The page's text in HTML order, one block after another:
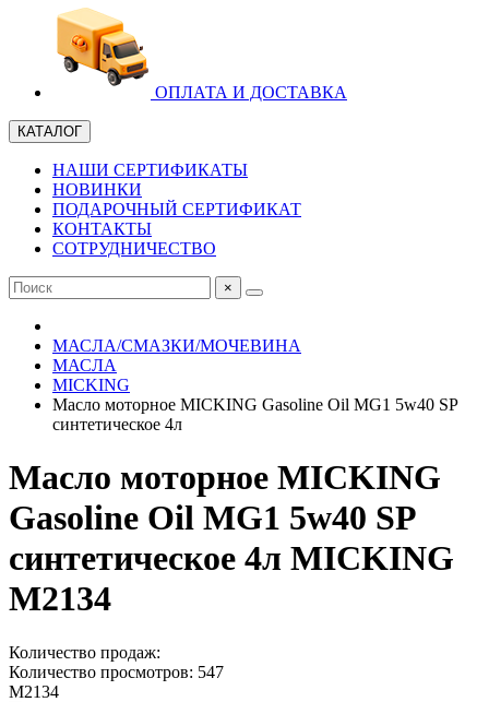
ОПЛАТА И ДОСТАВКА
КАТАЛОГ
НАШИ СЕРТИФИКАТЫ
НОВИНКИ
ПОДАРОЧНЫЙ СЕРТИФИКАТ
КОНТАКТЫ
СОТРУДНИЧЕСТВО
×
МАСЛА/СМАЗКИ/МОЧЕВИНА
МАСЛА
MICKING
Масло моторное MICKING Gasoline Oil MG1 5w40 SP
синтетическое 4л
Масло моторное MICKING
Gasoline Oil MG1 5w40 SP
синтетическое 4л MICKING
M2134
Количество продаж:
Количество просмотров: 547
M2134